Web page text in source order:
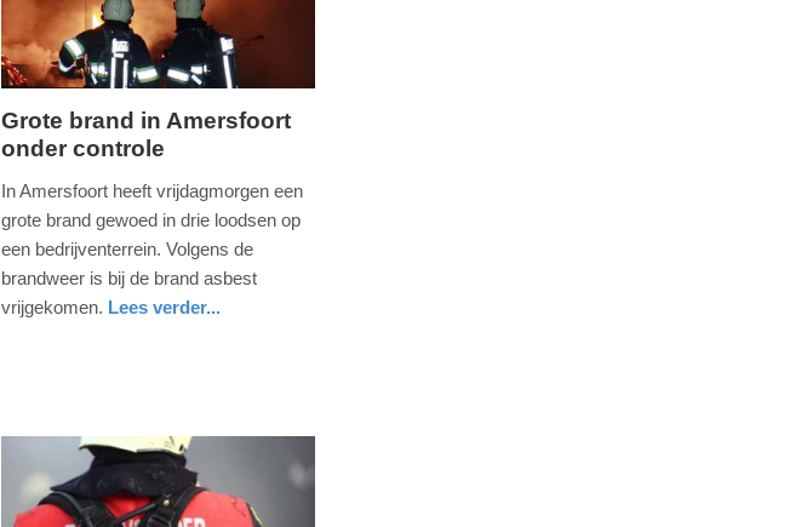
vrijdag,
2016
2025
Grote brand in Amersfoort
onder controle
In Amersfoort heeft vrijdagmorgen een
grote brand gewoed in drie loodsen op
een bedrijventerrein. Volgens de
brandweer is bij de brand asbest
vrijgekomen. Lees verder...